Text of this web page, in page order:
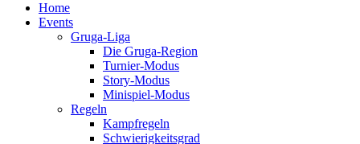
Home
Events
Gruga-Liga
Die Gruga-Region
Turnier-Modus
Story-Modus
Minispiel-Modus
Regeln
Kampfregeln
Schwierigkeitsgrad